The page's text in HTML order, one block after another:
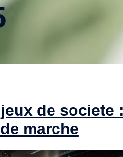
de societe :
marche